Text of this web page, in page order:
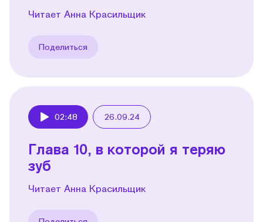
Читает Анна Красильщик
Поделиться
02:48 26.09.24
Глава 10, в которой я теряю
зуб
Читает Анна Красильщик